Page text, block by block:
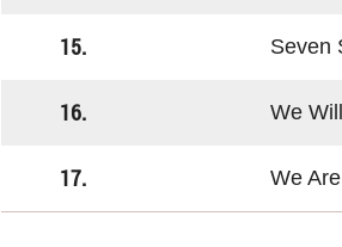
15. Seven
16. We Will
17. We Are